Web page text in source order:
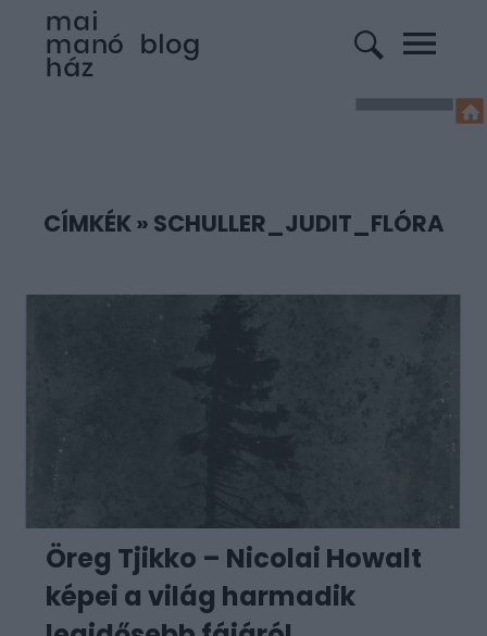
CÍMKÉK» SCHULLER_JUDIT_FLÓRA
Öreg Tjikko – Nicolai Howalt
képei a világ harmadik